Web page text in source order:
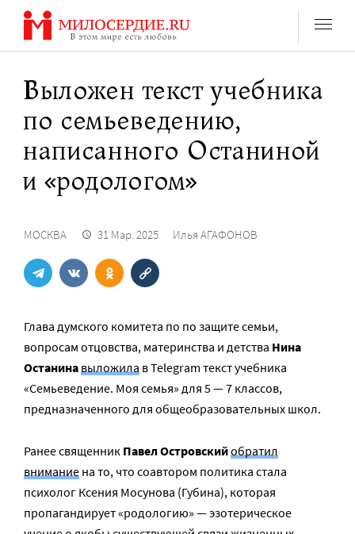
Перейти
содержанию
Выложен текст учебника
по семьеведению,
написанного Останиной
и «родологом»
МОСКВА 31 Мар. 2025 Илья АГАФОНОВ
Глава думского комитета по по защите семьи,
вопросам отцовства, материнства и детства Нина
Останинавыложила в Telegram текст учебника
«Семьеведение. Моя семья» для 5 — 7 классов,
предназначенного для общеобразовательных школ.
Ранее священник Павел Островскийобратил
внимание на то, что соавтором политика стала
психолог Ксения Мосунова (Губина), которая
пропагандирует «родологию» — эзотерическое